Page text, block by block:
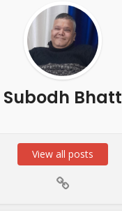
Subodh Bhatt
View all posts